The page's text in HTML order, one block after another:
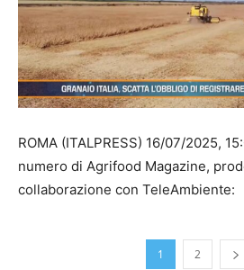
ROMA (ITALPRESS) 16/07/2025,
numero di Agrifood Magazine,
collaborazione con TeleAmbiente:
1 2